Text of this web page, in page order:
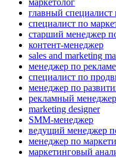
маркетолог
главный специалист
специалист по
старший менеджер
контент-менеджер
sales and marketing
менеджер по рекламе
специалист по
менеджер по
рекламный менеджер
marketing designer
SMM-менеджер
ведущий менеджер
менеджер по
маркетинговый